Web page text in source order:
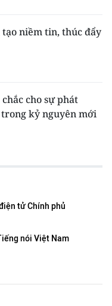
niềm tin, thúc đẩy
cho sự phát
kỷ nguyên mới
tử Chính phủ
nói Việt Nam